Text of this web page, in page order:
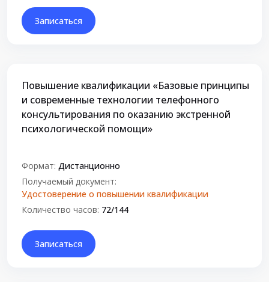
Записаться
Повышение квалификации «Базовые принципы
и современные технологии телефонного
консультирования по оказанию экстренной
психологической помощи»
Формат: Дистанционно
Получаемый документ:
Удостоверение о повышении квалификации
Количество часов: 72/144
Записаться